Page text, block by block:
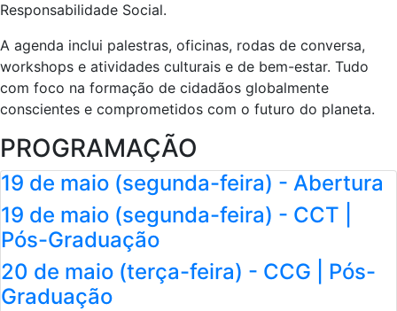
Responsabilidade Social.
A agenda inclui palestras, oficinas, rodas de conversa,
workshops e atividades culturais e de bem-estar. Tudo
com foco na formação de cidadãos globalmente
conscientes e comprometidos com o futuro do planeta.
PROGRAMAÇÃO
19 de maio (segunda-feira) - Abertura
19 de maio (segunda-feira) - CCT |
Pós-Graduação
20 de maio (terça-feira) - CCG | Pós-
Graduação